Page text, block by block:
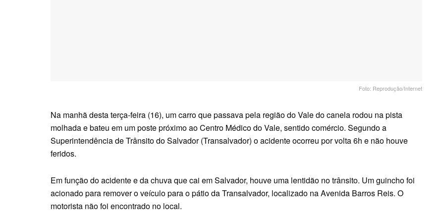
Foto: Reprodução/Internet
Na manhã desta terça-feira (16), um carro que passava pela região do Vale do canela rodou na pista
molhada e bateu em um poste próximo ao Centro Médico do Vale, sentido comércio. Segundo a
Superintendência de Trânsito do Salvador (Transalvador) o acidente ocorreu por volta 6h e não houve
feridos.
Em função do acidente e da chuva que cai em Salvador, houve uma lentidão no trânsito. Um guincho foi
acionado para remover o veículo para o pátio da Transalvador, localizado na Avenida Barros Reis. O
motorista não foi encontrado no local.